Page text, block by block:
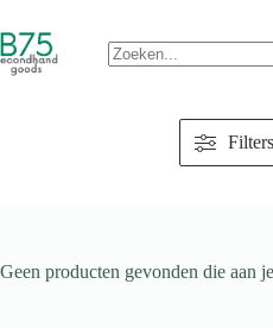
naar
de
inhoud
Filters
Geen producten gevonden die aan